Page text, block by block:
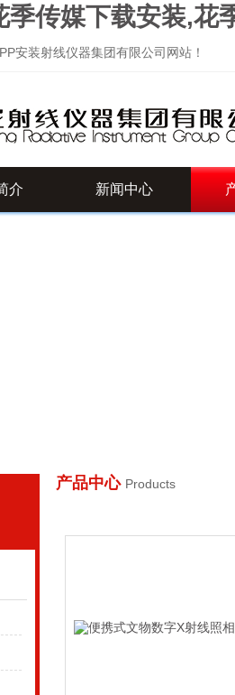
传媒下载安装,花
安装射线仪器集团有限公司网站！
团有限公司
介 新闻中心
产品中心 Products